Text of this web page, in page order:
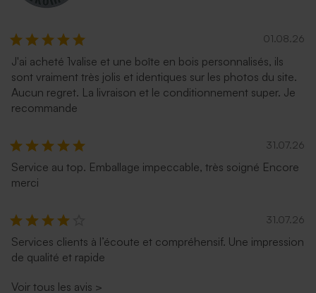
01.08.26
J'ai acheté 1valise et une boîte en bois personnalisés, ils
sont vraiment très jolis et identiques sur les photos du site.
Aucun regret. La livraison et le conditionnement super. Je
recommande
31.07.26
Service au top. Emballage impeccable, très soigné Encore
merci
31.07.26
Services clients à l’écoute et compréhensif. Une impression
de qualité et rapide
Voir tous les avis >